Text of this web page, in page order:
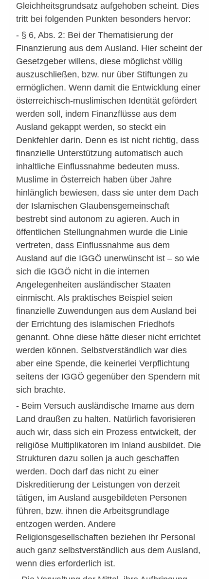
Gleichheitsgrundsatz aufgehoben scheint. Dies
tritt bei folgenden Punkten besonders hervor:
- § 6, Abs. 2: Bei der Thematisierung der
Finanzierung aus dem Ausland. Hier scheint der
Gesetzgeber willens, diese möglichst völlig
auszuschließen, bzw. nur über Stiftungen zu
ermöglichen. Wenn damit die Entwicklung einer
österreichisch-muslimischen Identität gefördert
werden soll, indem Finanzflüsse aus dem
Ausland gekappt werden, so steckt ein
Denkfehler darin. Denn es ist nicht richtig, dass
finanzielle Unterstützung automatisch auch
inhaltliche Einflussnahme bedeuten muss.
Muslime in Österreich haben über Jahre
hinlänglich bewiesen, dass sie unter dem Dach
der Islamischen Glaubensgemeinschaft
bestrebt sind autonom zu agieren. Auch in
öffentlichen Stellungnahmen wurde die Linie
vertreten, dass Einflussnahme aus dem
Ausland auf die IGGÖ unerwünscht ist – so wie
sich die IGGÖ nicht in die internen
Angelegenheiten ausländischer Staaten
einmischt. Als praktisches Beispiel seien
finanzielle Zuwendungen aus dem Ausland bei
der Errichtung des islamischen Friedhofs
genannt. Ohne diese hätte dieser nicht errichtet
werden können. Selbstverständlich war dies
aber eine Spende, die keinerlei Verpflichtung
seitens der IGGÖ gegenüber den Spendern mit
sich brachte.
- Beim Versuch ausländische Imame aus dem
Land draußen zu halten. Natürlich favorisieren
auch wir, dass sich ein Prozess entwickelt, der
religiöse Multiplikatoren im Inland ausbildet. Die
Strukturen dazu sollen ja auch geschaffen
werden. Doch darf das nicht zu einer
Diskreditierung der Leistungen von derzeit
tätigen, im Ausland ausgebildeten Personen
führen, bzw. ihnen die Arbeitsgrundlage
entzogen werden. Andere
Religionsgesellschaften beziehen ihr Personal
auch ganz selbstverständlich aus dem Ausland,
wenn dies erforderlich ist.